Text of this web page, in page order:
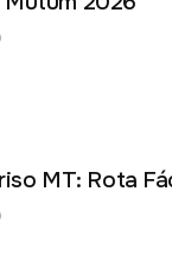
MT: Rota